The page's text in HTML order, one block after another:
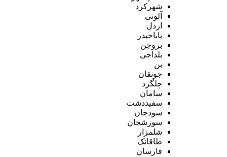
شهرکرد
آلونی
اردل
باباحیدر
بروجن
بلداجی
بن
جونقان
چلگرد
سامان
سفیددشت
سودجان
سورشجان
شلمزار
طاقانک
فارسان